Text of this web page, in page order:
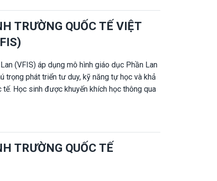
TRƯỜNG QUỐC TẾ VIỆT
(VFIS) áp dụng mô hình giáo dục Phần Lan
trọng phát triển tư duy, kỹ năng tự học và khả
Học sinh được khuyến khích học thông qua
thay vì học thuộc lòng. Vì phương pháp học
phụ huynh lựa chọn gia sư hiểu rõ mô hình
TRƯỜNG QUỐC TẾ